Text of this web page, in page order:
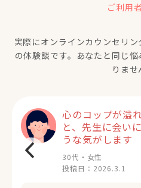
ご利用
実際にオンラインカウンセリ
の体験談です。あなたと同じ
りませ
心のコップが溢
と、先生に会い
うな気がします
30代・女性
投稿日： 2026.3.1